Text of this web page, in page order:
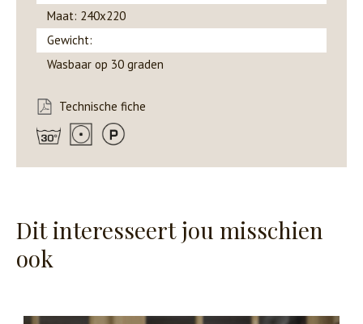
Maat: 240x220
Gewicht:
Wasbaar op 30 graden
Technische fiche
Dit interesseert jou misschien
ook